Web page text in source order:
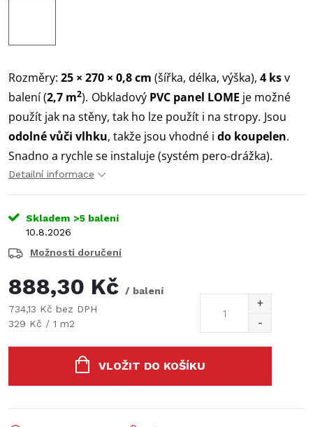
Rozměry: 25 × 270 × 0,8 cm (šířka, délka, výška), 4 ksv
balení (2,7 m2). Obkladový PVC panel LOME je možné
použít jak na stěny, tak ho lze použít i na stropy. Jsou
odolné vůči vlhku, takže jsou vhodné i do koupelen.
Snadno a rychle se instaluje (systém pero-drážka).
Detailní informace
Skladem >5 balení
10.8.2026
Možnosti doručení
888,30 Kč
/ balení
734,13 Kč bez DPH
Měrná
329 Kč / 1 m2
VLOŽIT DO KOŠÍKU